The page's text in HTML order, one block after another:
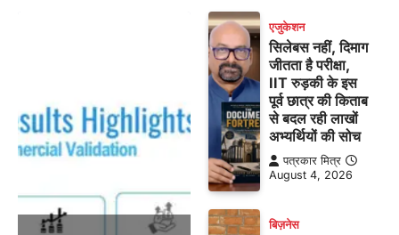
एजुकेशन
सिलेबस नहीं, दिमाग
जीतता है परीक्षा,
IIT रुड़की के इस
पूर्व छात्र की किताब
से बदल रही लाखों
अभ्यर्थियों की सोच
पत्रकार मित्र
August 4, 2026
बिज़नेस